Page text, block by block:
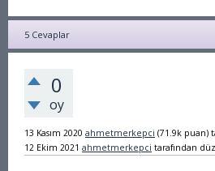
5 Cevaplar
0
oy
13 Kasım 2020 ahmetmerkepci (71.9k puan)
12 Ekim 2021 ahmetmerkepci tarafından